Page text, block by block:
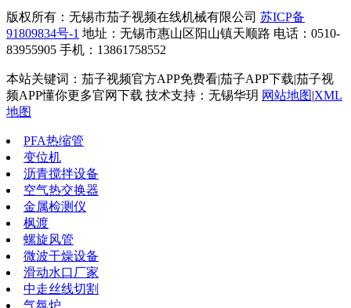
版权所有：无锡市茄子视频在线机械有限公司 苏ICP备
91809834号-1 地址：无锡市惠山区阳山镇天顺路 电话：0510-
83955905 手机：13861758552
本站关键词：茄子视频官方APP免费看|茄子APP下载|茄子视
频APP懂你更多官网下载 技术支持：无锡华玥 网站地图|XML
地图
PFA热缩管
变位机
沥青搅拌设备
空气热交换器
金属检测仪
枫渡
螺旋风管
微波干燥设备
滑动水口厂家
中走丝线切割
气氛炉